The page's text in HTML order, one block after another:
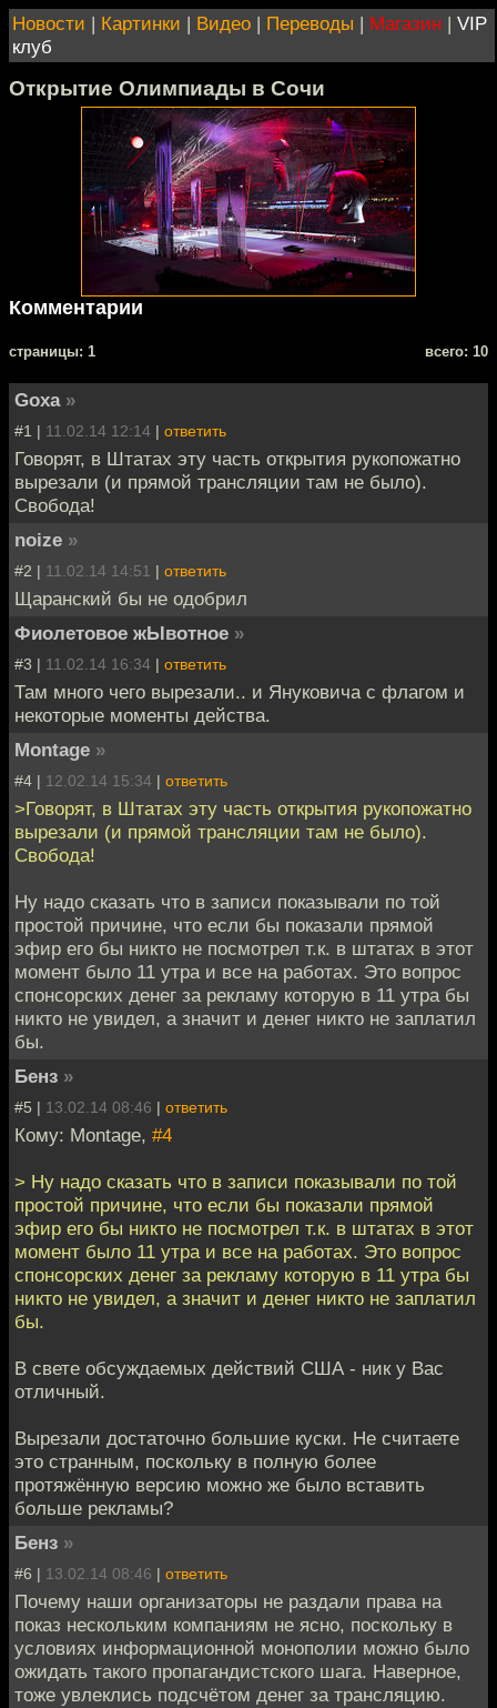
Новости | Картинки | Видео | Переводы | Магазин | VIP
клуб
Открытие Олимпиады в Сочи
Комментарии
cтраницы: 1 всего: 10
Goxa »
#1 | 11.02.14 12:14 | ответить
Говорят, в Штатах эту часть открытия рукопожатно
вырезали (и прямой трансляции там не было).
Свобода!
noize »
#2 | 11.02.14 14:51 | ответить
Щаранский бы не одобрил
Фиолетовое жЫвотное »
#3 | 11.02.14 16:34 | ответить
Там много чего вырезали.. и Януковича с флагом и
некоторые моменты действа.
Montage »
#4 | 12.02.14 15:34 | ответить
>Говорят, в Штатах эту часть открытия рукопожатно
вырезали (и прямой трансляции там не было).
Свобода!
Ну надо сказать что в записи показывали по той
простой причине, что если бы показали прямой
эфир его бы никто не посмотрел т.к. в штатах в этот
момент было 11 утра и все на работах. Это вопрос
спонсорских денег за рекламу которую в 11 утра бы
никто не увидел, а значит и денег никто не заплатил
бы.
Бенз »
#5 | 13.02.14 08:46 | ответить
Кому: Montage, #4
> Ну надо сказать что в записи показывали по той
простой причине, что если бы показали прямой
эфир его бы никто не посмотрел т.к. в штатах в этот
момент было 11 утра и все на работах. Это вопрос
спонсорских денег за рекламу которую в 11 утра бы
никто не увидел, а значит и денег никто не заплатил
бы.
В свете обсуждаемых действий США - ник у Вас
отличный.
Вырезали достаточно большие куски. Не считаете
это странным, поскольку в полную более
протяжённую версию можно же было вставить
больше рекламы?
Бенз »
#6 | 13.02.14 08:46 | ответить
Почему наши организаторы не раздали права на
показ нескольким компаниям не ясно, поскольку в
условиях информационной монополии можно было
ожидать такого пропагандистского шага. Наверное,
тоже увлеклись подсчётом денег за трансляцию.